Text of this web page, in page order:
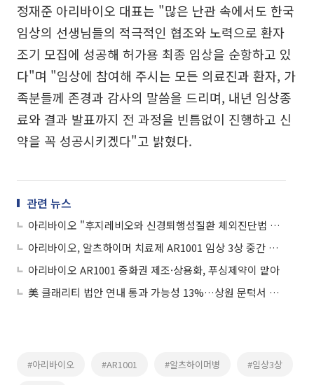
정재준 아리바이오 대표는 "많은 난관 속에서도 한국
임상의 선생님들의 적극적인 협조와 노력으로 환자
조기 모집에 성공해 허가용 최종 임상을 순항하고 있
다"며 "임상에 참여해 주시는 모든 의료진과 환자, 가
족분들께 존경과 감사의 말씀을 드리며, 내년 임상종
료와 결과 발표까지 전 과정을 빈틈없이 진행하고 신
약을 꼭 성공시키겠다"고 밝혔다.
관련 뉴스
아리바이오 "후지레비오와 신경퇴행성질환 체외진단법 개발 파트너십 확대"
아리바이오, 알츠하이머 치료제 AR1001 임상 3상 중간 경과 발표
아리바이오 AR1001 중화권 제조·상용화, 푸싱제약이 맡아
美 클래리티 법안 연내 통과 가능성 13%…상원 문턱서 제동
#아리바이오 #AR1001 #알츠하이머병 #임상3상